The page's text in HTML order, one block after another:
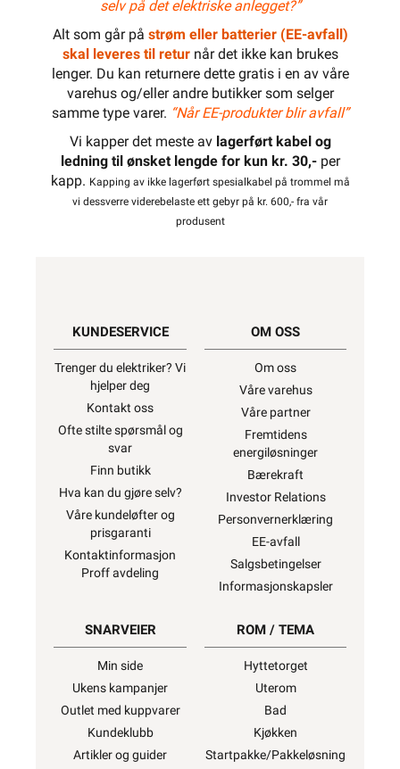
selv på det elektriske anlegget?”
Alt som går på strøm eller batterier (EE-avfall)
skal leveres til returnår det ikke kan brukes
lenger. Du kan returnere dette gratis i en av våre
varehus og/eller andre butikker som selger
samme type varer. “Når EE-produkter blir avfall”
Vi kapper det meste av lagerført kabel og
ledning til ønsket lengde for kun kr. 30,-per
kapp. Kapping av ikke lagerført spesialkabel på trommel må
vi dessverre viderebelaste ett gebyr på kr. 600,- fra vår
produsent
KUNDESERVICE
Trenger du elektriker? Vi
hjelper deg
Kontakt oss
Ofte stilte spørsmål og
svar
Finn butikk
Hva kan du gjøre selv?
Våre kundeløfter og
prisgaranti
Kontaktinformasjon
Proff avdeling
OM OSS
Om oss
Våre varehus
Våre partner
Fremtidens
energiløsninger
Bærekraft
Investor Relations
Personvernerklæring
EE-avfall
Salgsbetingelser
Informasjonskapsler
SNARVEIER
Min side
Ukens kampanjer
Outlet med kuppvarer
Kundeklubb
Artikler og guider
ROM / TEMA
Hyttetorget
Uterom
Bad
Kjøkken
Startpakke/Pakkeløsning